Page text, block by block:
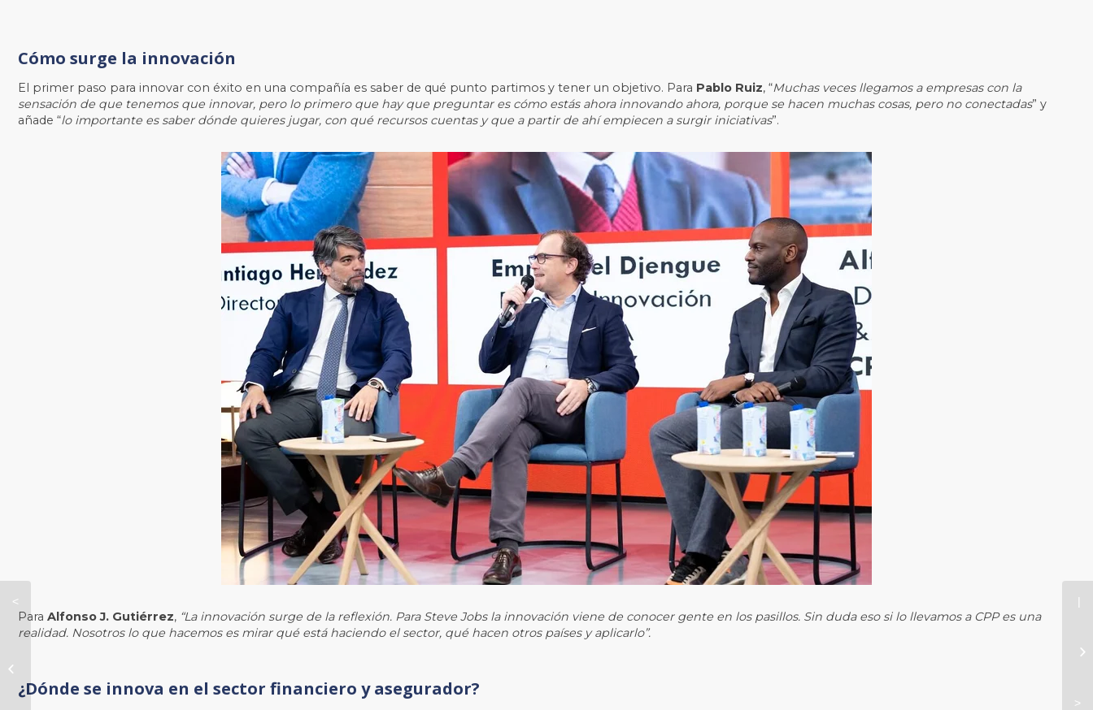
Cómo surge la innovación
El primer paso para innovar con éxito en una compañía es saber de qué punto partimos y tener un objetivo. Para Pablo Ruiz, “Muchas veces llegamos a empresas con la
sensación de que tenemos que innovar, pero lo primero que hay que preguntar es cómo estás ahora innovando ahora, porque se hacen muchas cosas, pero no conectadas” y
añade “lo importante es saber dónde quieres jugar, con qué recursos cuentas y que a partir de ahí empiecen a surgir iniciativas”.
Para Alfonso J. Gutiérrez, “La innovación surge de la reflexión. Para Steve Jobs la innovación viene de conocer gente en los pasillos. Sin duda eso si lo llevamos a CPP es una
realidad. Nosotros lo que hacemos es mirar qué está haciendo el sector, qué hacen otros países y aplicarlo”.
¿Dónde se innova en el sector financiero y asegurador?
Santander la
marca más
nuevamente